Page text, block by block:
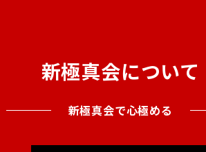
新極真会について
新極真会で心極める